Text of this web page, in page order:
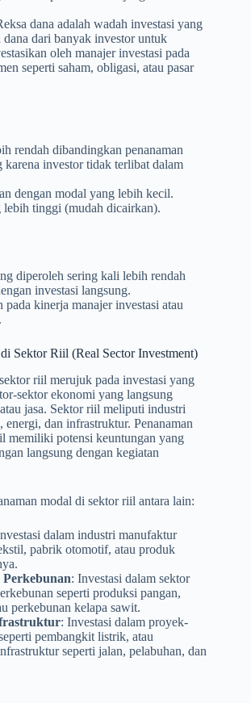
dana adalah wadah investasi yang
dari banyak investor untuk
oleh manajer investasi pada
seperti saham, obligasi, atau pasar
rendah dibandingkan penanaman
karena investor tidak terlibat dalam
dengan modal yang lebih kecil.
tinggi (mudah dicairkan).
diperoleh sering kali lebih rendah
investasi langsung.
pada kinerja manajer investasi atau
Sektor Riil (Real Sector Investment)
riil merujuk pada investasi yang
sektor ekonomi yang langsung
jasa. Sektor riil meliputi industri
energi, dan infrastruktur. Penanaman
memiliki potensi keuntungan yang
langsung dengan kegiatan
modal di sektor riil antara lain:
dalam industri manufaktur
pabrik otomotif, atau produk
: Investasi dalam sektor
seperti produksi pangan,
perkebunan kelapa sawit.
: Investasi dalam proyek-
pembangkit listrik, atau
seperti jalan, pelabuhan, dan